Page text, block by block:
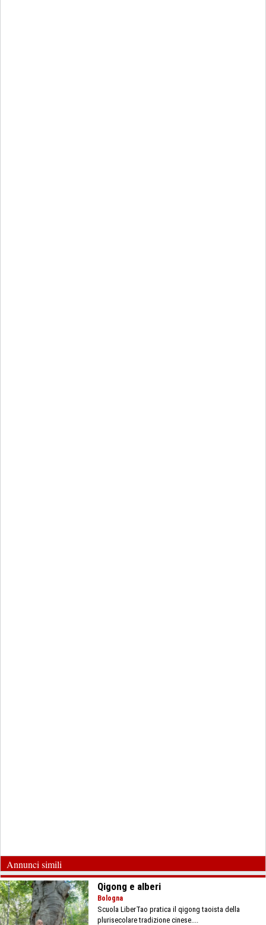
Annunci simili
Qigong e alberi
Bologna
Scuola LiberTao pratica il qigong taoista della
plurisecolare tradizione cinese....